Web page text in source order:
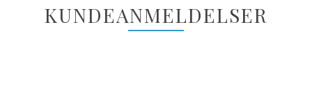
KUNDEANMELDELSER